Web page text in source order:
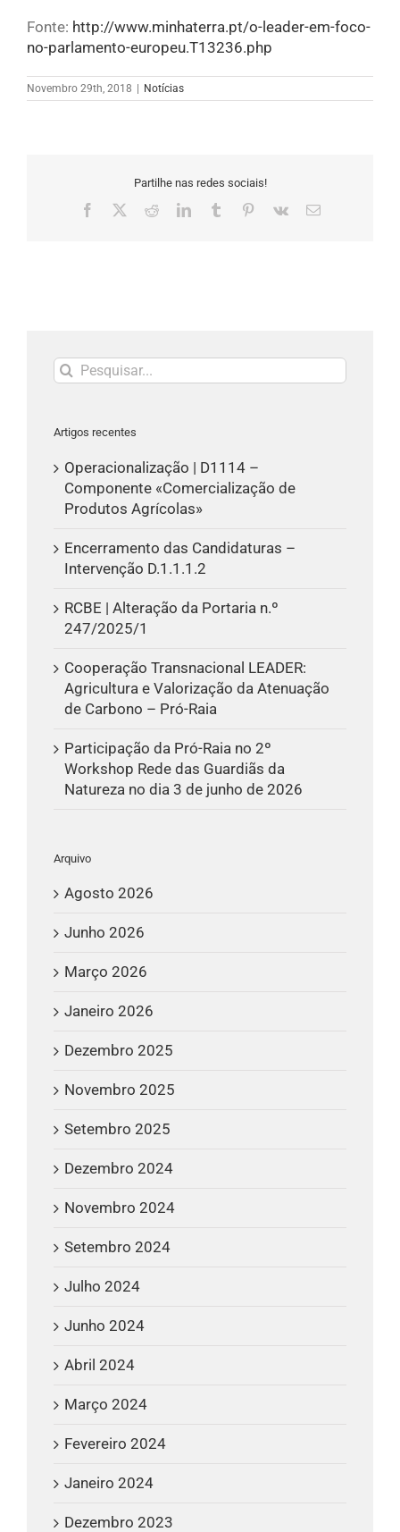
Fonte: http://www.minhaterra.pt/o-leader-em-foco-
no-parlamento-europeu.T13236.php
Novembro 29th, 2018 | Notícias
Partilhe nas redes sociais!
Facebook RedditLinkedInTumblr Pinterest
Vk
Email
Pesquisar
Artigos recentes
Operacionalização | D1114 –
Componente «Comercialização de
Produtos Agrícolas»
Encerramento das Candidaturas –
Intervenção D.1.1.1.2
RCBE | Alteração da Portaria n.º
247/2025/1
Cooperação Transnacional LEADER:
Agricultura e Valorização da Atenuação
de Carbono – Pró-Raia
Participação da Pró-Raia no 2º
Workshop Rede das Guardiãs da
Natureza no dia 3 de junho de 2026
Arquivo
Agosto 2026
Junho 2026
Março 2026
Janeiro 2026
Dezembro 2025
Novembro 2025
Setembro 2025
Dezembro 2024
Novembro 2024
Setembro 2024
Julho 2024
Junho 2024
Abril 2024
Março 2024
Fevereiro 2024
Janeiro 2024
Dezembro 2023